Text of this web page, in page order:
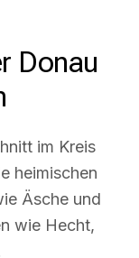
Donau
im Kreis
heimischen
Äsche und
wie Hecht,